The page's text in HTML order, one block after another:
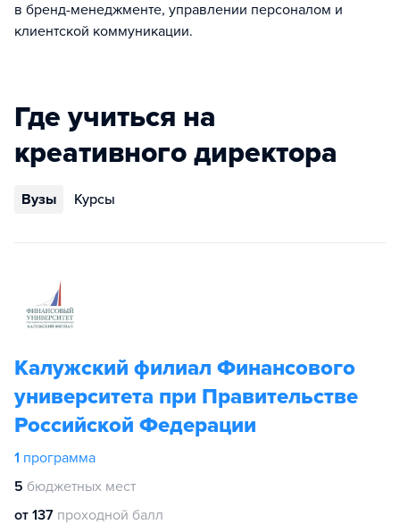
в бренд-менеджменте, управлении персоналом и
клиентской коммуникации.
Где учиться на
креативного директора
Вузы Курсы
Калужский филиал Финансового
университета при Правительстве
Российской Федерации
1 программа
5 бюджетных мест
от 137 проходной балл